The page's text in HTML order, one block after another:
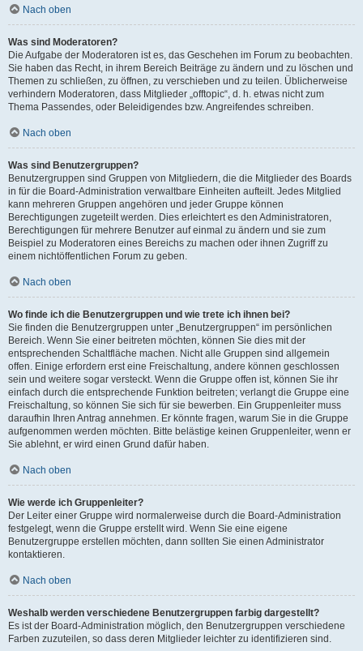
Nach oben
Was sind Moderatoren?
Die Aufgabe der Moderatoren ist es, das Geschehen im Forum zu beobachten.
Sie haben das Recht, in ihrem Bereich Beiträge zu ändern und zu löschen und
Themen zu schließen, zu öffnen, zu verschieben und zu teilen. Üblicherweise
verhindern Moderatoren, dass Mitglieder „offtopic“, d. h. etwas nicht zum
Thema Passendes, oder Beleidigendes bzw. Angreifendes schreiben.
Nach oben
Was sind Benutzergruppen?
Benutzergruppen sind Gruppen von Mitgliedern, die die Mitglieder des Boards
in für die Board-Administration verwaltbare Einheiten aufteilt. Jedes Mitglied
kann mehreren Gruppen angehören und jeder Gruppe können
Berechtigungen zugeteilt werden. Dies erleichtert es den Administratoren,
Berechtigungen für mehrere Benutzer auf einmal zu ändern und sie zum
Beispiel zu Moderatoren eines Bereichs zu machen oder ihnen Zugriff zu
einem nichtöffentlichen Forum zu geben.
Nach oben
Wo finde ich die Benutzergruppen und wie trete ich ihnen bei?
Sie finden die Benutzergruppen unter „Benutzergruppen“ im persönlichen
Bereich. Wenn Sie einer beitreten möchten, können Sie dies mit der
entsprechenden Schaltfläche machen. Nicht alle Gruppen sind allgemein
offen. Einige erfordern erst eine Freischaltung, andere können geschlossen
sein und weitere sogar versteckt. Wenn die Gruppe offen ist, können Sie ihr
einfach durch die entsprechende Funktion beitreten; verlangt die Gruppe eine
Freischaltung, so können Sie sich für sie bewerben. Ein Gruppenleiter muss
daraufhin Ihren Antrag annehmen. Er könnte fragen, warum Sie in die Gruppe
aufgenommen werden möchten. Bitte belästige keinen Gruppenleiter, wenn er
Sie ablehnt, er wird einen Grund dafür haben.
Nach oben
Wie werde ich Gruppenleiter?
Der Leiter einer Gruppe wird normalerweise durch die Board-Administration
festgelegt, wenn die Gruppe erstellt wird. Wenn Sie eine eigene
Benutzergruppe erstellen möchten, dann sollten Sie einen Administrator
kontaktieren.
Nach oben
Weshalb werden verschiedene Benutzergruppen farbig dargestellt?
Es ist der Board-Administration möglich, den Benutzergruppen verschiedene
Farben zuzuteilen, so dass deren Mitglieder leichter zu identifizieren sind.